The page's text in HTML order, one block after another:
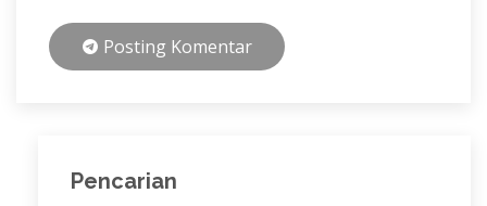
Posting Komentar
Pencarian